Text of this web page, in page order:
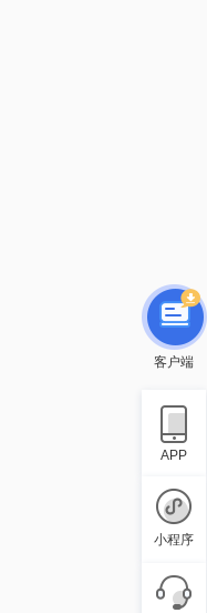
客户端
APP
小程序